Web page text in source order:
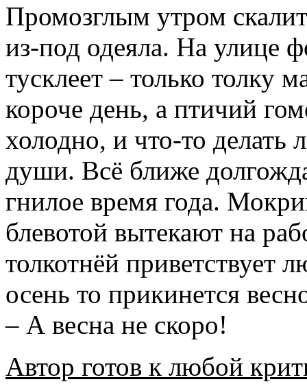
Промозглым утром
из-под одеяла. На улице
тусклеет – только толку
короче день, а птичий
холодно, и что-то делать
души. Всё ближе
гнилое время года.
блевотой вытекают на
толкотнёй приветствует
осень то прикинется
– А весна не скоро!
Автор готов к любой